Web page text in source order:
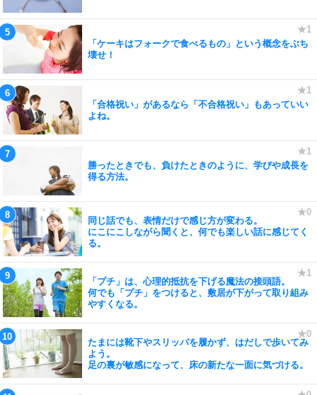
「ケーキはフォークで食べるもの」という概念をぶち
壊せ！
「合格祝い」があるなら「不合格祝い」もあっていい
よね。
勝ったときでも、負けたときのように、学びや成長を
得る方法。
同じ話でも、表情だけで感じ方が変わる。
にこにこしながら聞くと、何でも楽しい話に感じてく
る。
「プチ」は、心理的抵抗を下げる魔法の接頭語。
何でも「プチ」をつけると、敷居が下がって取り組み
やすくなる。
たまには靴下やスリッパを履かず、はだしで歩いてみ
よう。
足の裏が敏感になって、床の新たな一面に気づける。